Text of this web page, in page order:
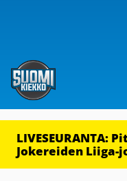
LIVESEURANTA:
Jokereiden Liiga-